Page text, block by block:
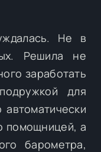
Не в
Решила не
заработать
для
помощницей, а
барометра,